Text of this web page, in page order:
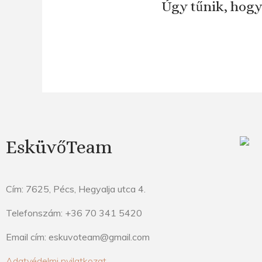
Úgy tűnik,
EsküvőTeam
Cím: 7625, Pécs, Hegyalja utca 4.
Telefonszám: +36 70 341 5420
Email cím: eskuvoteam@gmail.com